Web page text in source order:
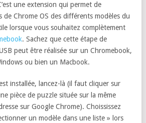
une extension qui permet de
de Chrome OS des différents modèles du
lorsque vous souhaitez complètement
. Sachez que cette étape de
peut être réalisée sur un Chromebook,
ou bien un Macbook.
installée, lancez-là (il faut cliquer sur
pièce de puzzle située sur la même
sur Google Chrome). Choississez
un modèle dans une liste » lors